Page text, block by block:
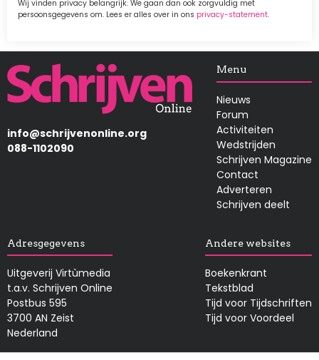
Wij vinden privacy belangrijk. We gaan dan ook zorgvuldig met
persoonsgegevens om. Lees er alles over in ons privacy-statement.
Afbeelding
info@schrijvenonline.org
088-1102090
Menu
Nieuws
Forum
Activiteiten
Wedstrijden
Schrijven Magazine
Contact
Adverteren
Schrijven deelt
Adresgegevens
Uitgeverij Virtùmedia
t.a.v. Schrijven Online
Postbus 595
3700 AN Zeist
Nederland
Andere websites
Boekenkrant
Tekstblad
Tijd voor Tijdschriften
Tijd voor Voordeel